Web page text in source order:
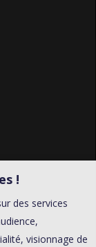
!
des services
visionnage de